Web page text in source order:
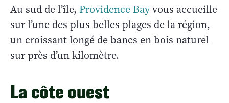
Au sud de l’île, Providence Bayvous accueille
sur l’une des plus belles plages de la région,
un croissant longé de bancs en bois naturel
sur près d’un kilomètre.
La côte ouest